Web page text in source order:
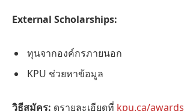
External Scholarships:
ทุนจากองค์กรภายนอก
KPU ช่วยหาข้อมูล
วิธีสมัคร: ดูรายละเอียดที่ kpu.ca/awards